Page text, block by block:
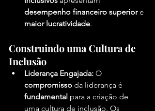
desempenho financeiro superior e
maior lucratividade.
Construindo uma Cultura de
Inclusão
Liderança Engajada: O
compromisso da liderança é
fundamental para a criação de
uma cultura de inclusão. Os